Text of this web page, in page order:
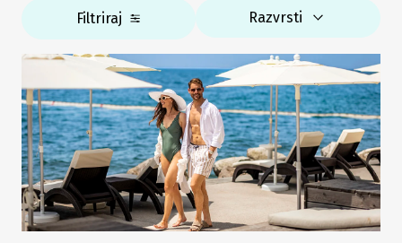
Filtriraj Razvrsti